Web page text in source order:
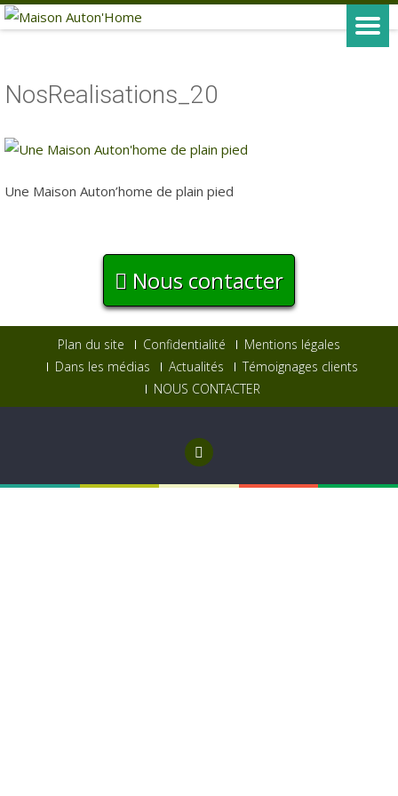
NosRealisations_20
Une Maison Auton’home de plain pied
Nous contacter
Plan du site Confidentialité
Mentions légales
Dans les médias
Actualités
Témoignages clients
NOUS CONTACTER